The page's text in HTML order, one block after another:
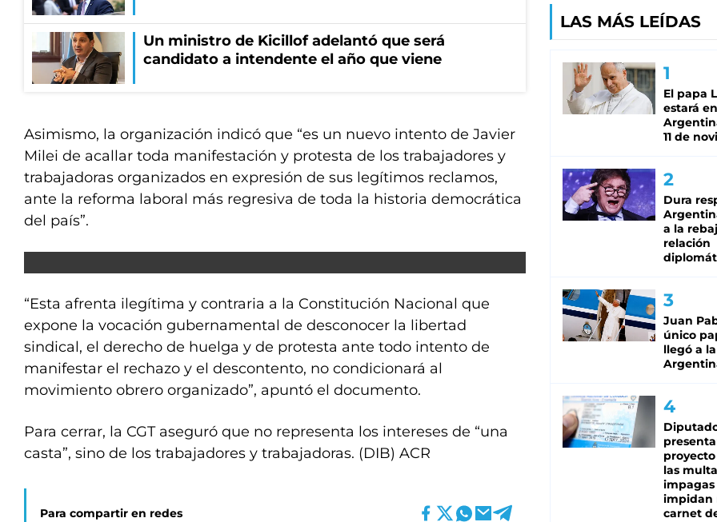
Un ministro de Kicillof adelantó que será
candidato a intendente el año que viene
Asimismo, la organización indicó que “es un nuevo intento de Javier
Milei de acallar toda manifestación y protesta de los trabajadores y
trabajadoras organizados en expresión de sus legítimos reclamos,
ante la reforma laboral más regresiva de toda la historia democrática
del país”.
“Esta afrenta ilegítima y contraria a la Constitución Nacional que
expone la vocación gubernamental de desconocer la libertad
sindical, el derecho de huelga y de protesta ante todo intento de
manifestar el rechazo y el descontento, no condicionará al
movimiento obrero organizado”, apuntó el documento.
Para cerrar, la CGT aseguró que no representa los intereses de “una
casta”, sino de los trabajadores y trabajadoras. (DIB) ACR
Para compartir en redes
LAS MÁS LEÍDAS
El papa
estará
11 de
Dura
a la
relación
Juan
único
llegó a la
las
impagas
impidan
carnet